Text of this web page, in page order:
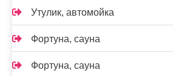
Утулик, автомойка
Фортуна, сауна
Фортуна, сауна